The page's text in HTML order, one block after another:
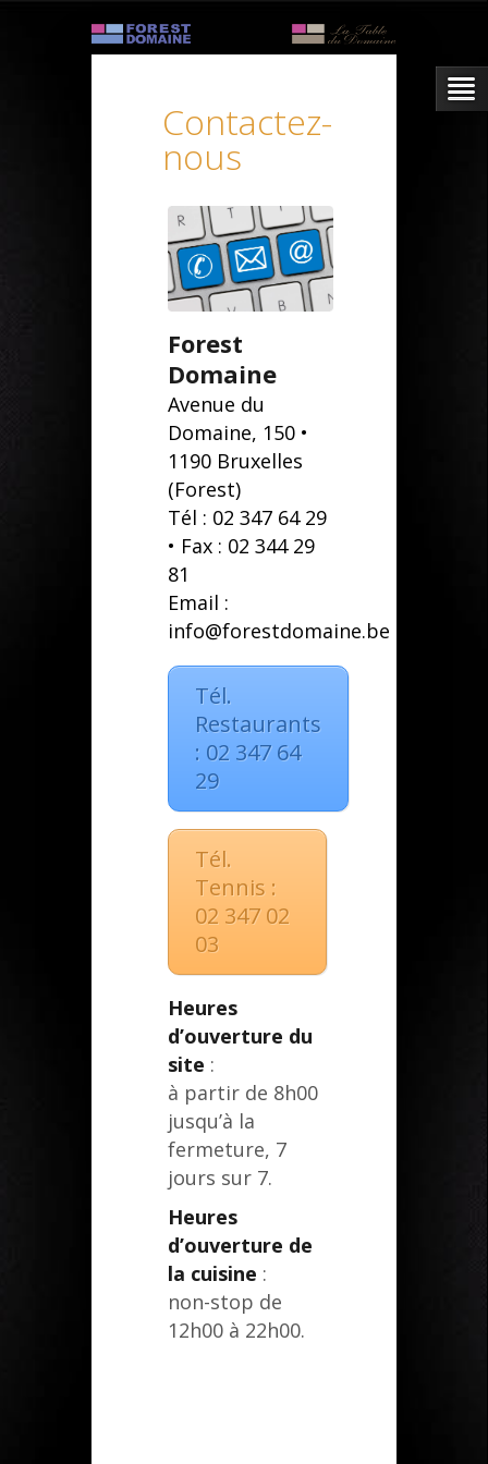
Contactez-
nous
Forest
Domaine
Avenue du
Domaine, 150 •
1190 Bruxelles
(Forest)
Tél : 02 347 64 29
• Fax : 02 344 29
81
Email :
info@forestdomaine.be
Tél.
Restaurants
: 02 347 64
29
Tél.
Tennis :
02 347 02
03
Heures
d’ouverture du
site :
à partir de 8h00
jusqu’à la
fermeture, 7
jours sur 7.
Heures
d’ouverture de
la cuisine :
non-stop de
12h00 à 22h00.